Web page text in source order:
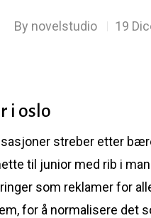
By novelstudio 19
i oslo
streber etter
til junior med rib i
som reklamer for
for å normalisere det